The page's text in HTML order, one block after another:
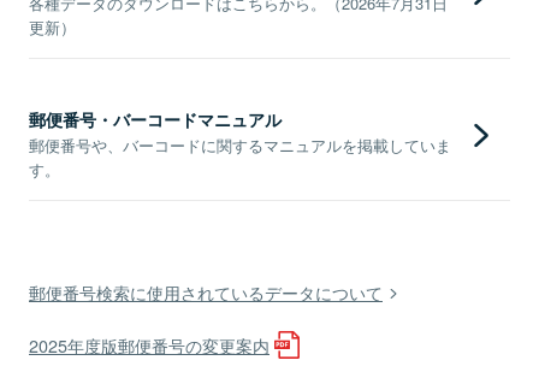
更新）
郵便番号・バーコードマニュアル
郵便番号や、バーコードに関するマニュアルを掲載していま
す。
郵便番号検索に使用されているデータについて
2025年度版郵便番号の変更案内